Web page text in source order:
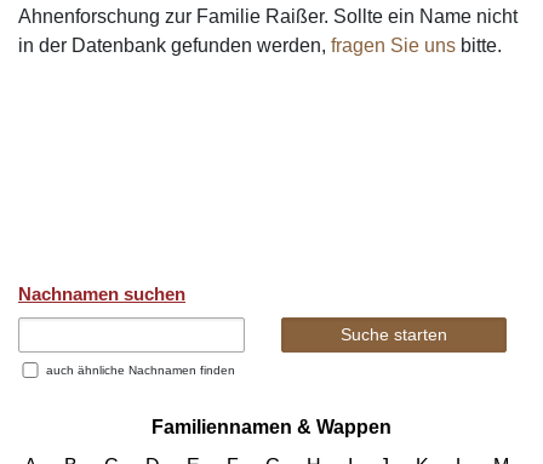
Ahnenforschung zur Familie Raißer. Sollte ein Name nicht
in der Datenbank gefunden werden, fragen Sie uns bitte.
Nachnamen suchen
auch ähnliche Nachnamen finden
Familiennamen & Wappen